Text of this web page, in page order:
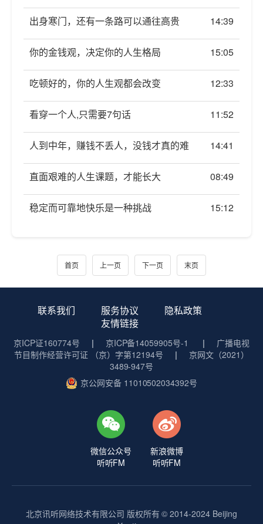
出身寒门，还有一条路可以通往高贵 14:39
你的金钱观，决定你的人生格局 15:05
吃顿好的，你的人生观都会改变 12:33
看穿一个人,只需要7句话 11:52
人到中年，赚钱不丢人，没钱才真的难 14:41
直面艰难的人生课题，才能长大 08:49
稳定而可靠地快乐是一种挑战 15:12
首页 上一页 下一页 末页
联系我们 服务协议
隐私政策
友情链接
京ICP证160774号 | 京ICP备14059905号-1 |
广播电视
节目制作经营许可证 （京）字第12194号
|
京网文（2021）
3489-947号
京公网安备 11010502034392号
微信公众号
听听FM
新浪微博
听听FM
北京讯听网络技术有限公司 版权所有 © 2014-2024 Beijing